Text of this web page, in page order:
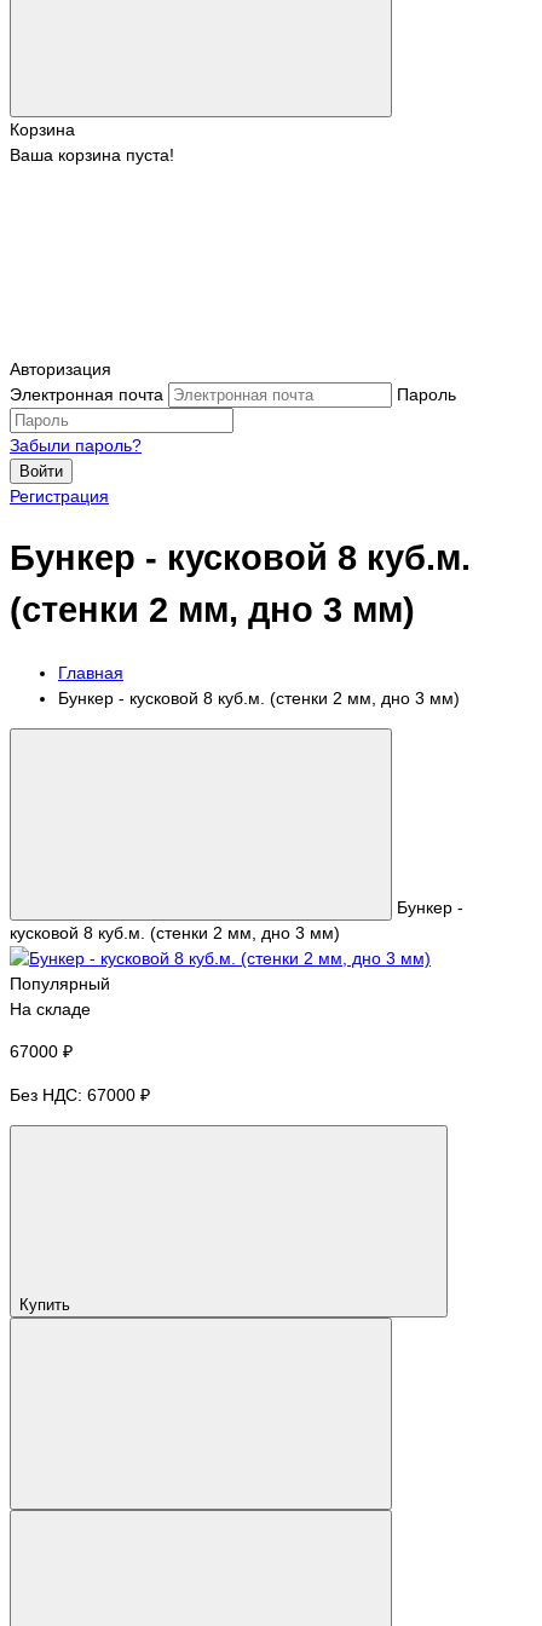
Корзина
Ваша корзина пуста!
Авторизация
Электронная почта
Пароль
Забыли пароль?
Войти
Регистрация
Бункер - кусковой 8 куб.м.
(стенки 2 мм, дно 3 мм)
Главная
Бункер - кусковой 8 куб.м. (стенки 2 мм, дно 3 мм)
Бункер -
кусковой 8 куб.м. (стенки 2 мм, дно 3 мм)
Популярный
На складе
67000 ₽
Без НДС: 67000 ₽
Купить